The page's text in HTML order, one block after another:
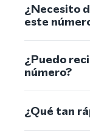
¿Necesito
este
¿Puedo
número?
¿Qué tan